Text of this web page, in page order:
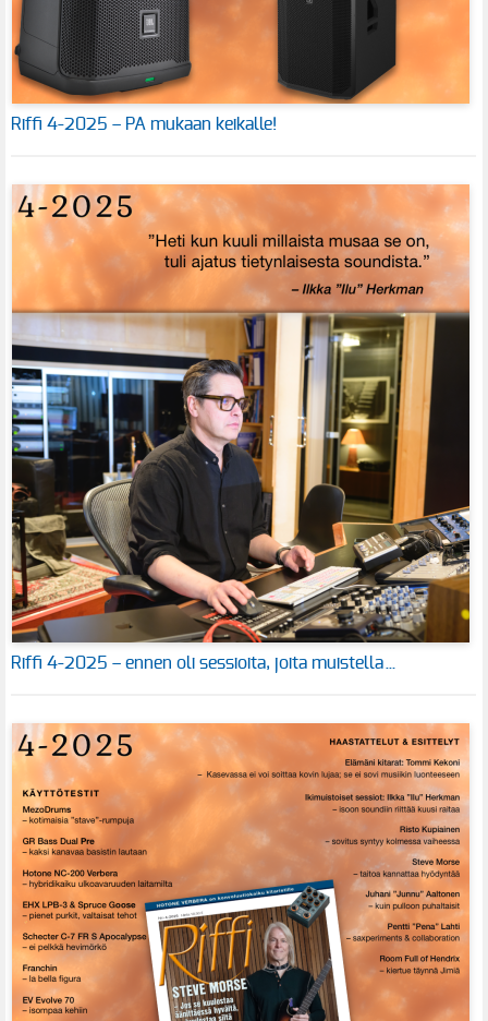
Riffi 4-2025 – PA mukaan keikalle!
Riffi 4-2025 – ennen oli sessioita, joita muistella…